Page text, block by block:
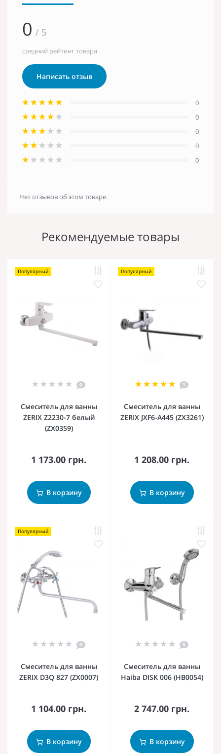
0 / 5
средний рейтинг товара
Написать отзыв
0
0
0
0
0
Нет отзывов об этом товаре.
Рекомендуемые товары
Популярный
0
Смеситель для ванны
ZERIX Z2230-7 белый
(ZX0359)
1 173.00 грн.
В корзину
Популярный
1
Смеситель для ванны
ZERIX JXF6-A445 (ZX3261)
1 208.00 грн.
В корзину
Популярный
0
Смеситель для ванны
ZERIX D3Q 827 (ZX0007)
1 104.00 грн.
В корзину
0
Смеситель для ванны
Haiba DISK 006 (HB0054)
2 747.00 грн.
В корзину